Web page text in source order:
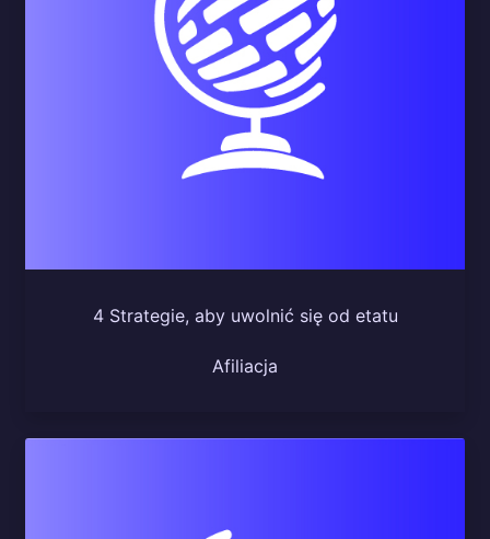
4 Strategie, aby uwolnić się od etatu
Afiliacja